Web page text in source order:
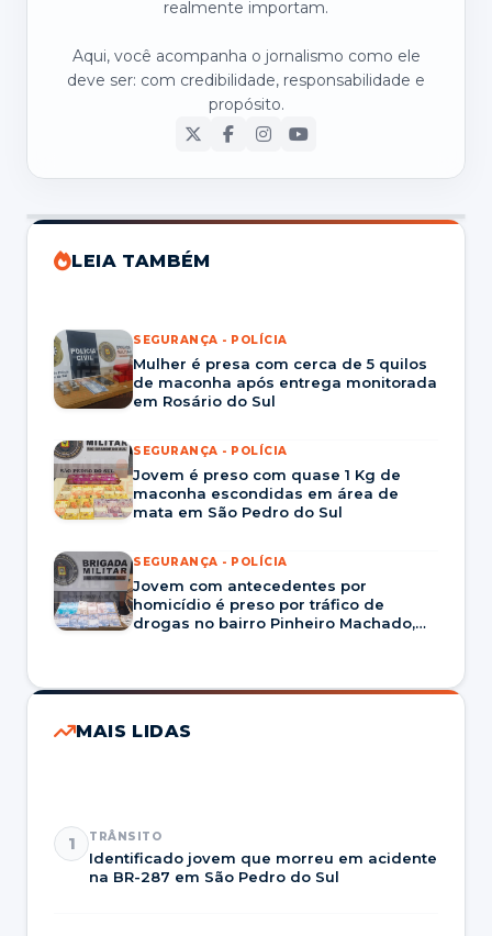
realmente importam.
Aqui, você acompanha o jornalismo como ele
deve ser: com credibilidade, responsabilidade e
propósito.
LEIA TAMBÉM
SEGURANÇA - POLÍCIA
Mulher é presa com cerca de 5 quilos
de maconha após entrega monitorada
em Rosário do Sul
SEGURANÇA - POLÍCIA
Jovem é preso com quase 1 Kg de
maconha escondidas em área de
mata em São Pedro do Sul
SEGURANÇA - POLÍCIA
Jovem com antecedentes por
homicídio é preso por tráfico de
drogas no bairro Pinheiro Machado,
MAIS LIDAS
1 TRÂNSITO
Identificado jovem que morreu em acidente
na BR-287 em São Pedro do Sul